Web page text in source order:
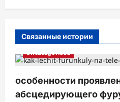
и
Связанные истории
Uncategorised
особенности
абсцедирующего